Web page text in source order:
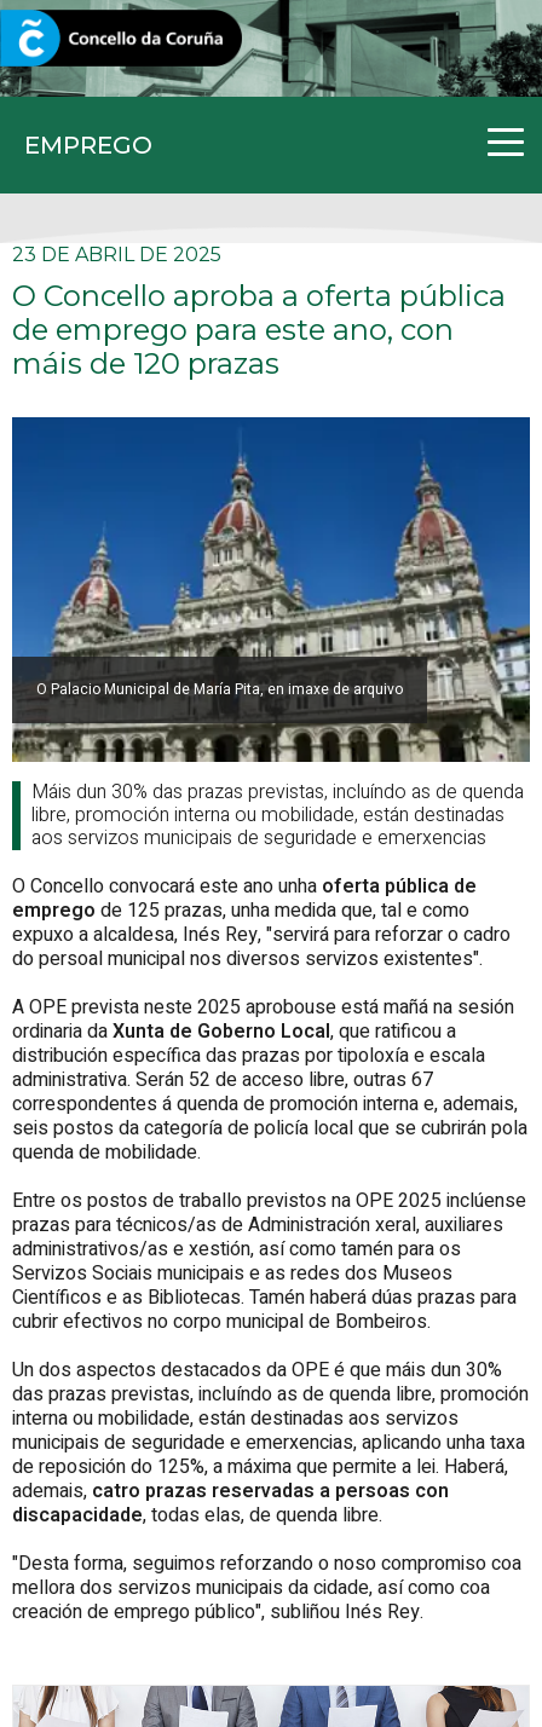
EMPREGO
CORUNA.GAL
23 DE ABRIL DE 2025
O Concello aproba a oferta pública
de emprego para este ano, con
máis de 120 prazas
O Palacio Municipal de María Pita, en imaxe de arquivo
Máis dun 30% das prazas previstas, incluíndo as de quenda
libre, promoción interna ou mobilidade, están destinadas
aos servizos municipais de seguridade e emerxencias
O Concello convocará este ano unha oferta pública de
emprego de 125 prazas, unha medida que, tal e como
expuxo a alcaldesa, Inés Rey, "servirá para reforzar o cadro
do persoal municipal nos diversos servizos existentes".
A OPEprevista neste 2025 aprobouse está mañá na sesión
ordinaria daXunta de Goberno Local, que ratificou a
distribución específica das prazas por tipoloxía e escala
administrativa. Serán 52 de acceso libre, outras 67
correspondentes á quenda de promoción interna e, ademais,
seis postos da categoría de policía local que se cubrirán pola
quenda de mobilidade.
Entre os postos de traballo previstos na OPE 2025 inclúense
prazas para técnicos/as de Administración xeral, auxiliares
administrativos/as e xestión, así como tamén para os
Servizos Sociais municipais e as redes dos Museos
Científicos e as Bibliotecas. Tamén haberá dúas prazas para
cubrir efectivos no corpo municipal de Bombeiros.
Un dos aspectos destacados da OPE é que máis dun 30%
das prazas previstas, incluíndo as de quenda libre, promoción
interna ou mobilidade, están destinadas aos servizos
municipais de seguridade e emerxencias, aplicando unha taxa
de reposición do 125%, a máxima que permite a lei. Haberá,
ademais, catro prazas reservadas a persoas con
discapacidade, todas elas, de quenda libre.
"Desta forma, seguimos reforzando o noso compromiso coa
mellora dos servizos municipais da cidade, así como coa
creación de emprego público", subliñou Inés Rey.